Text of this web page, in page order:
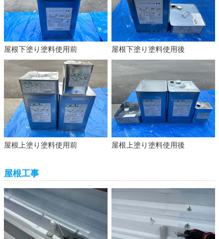
屋根下塗り塗料使用前 屋根下塗り塗料使用後
屋根上塗り塗料使用前 屋根上塗り塗料使用後
屋根工事